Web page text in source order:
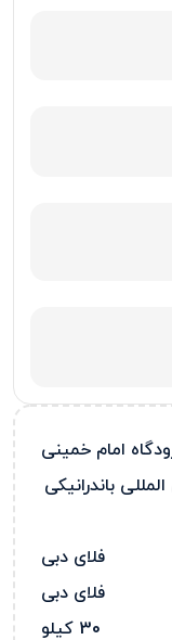
امام خمینی
باندرانیکی
فلای دبی
فلای دبی
30 کیلو